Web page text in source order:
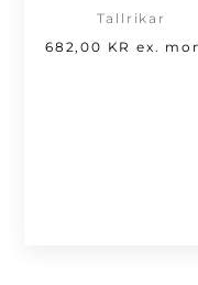
Tallrikar
682,00 KR ex.